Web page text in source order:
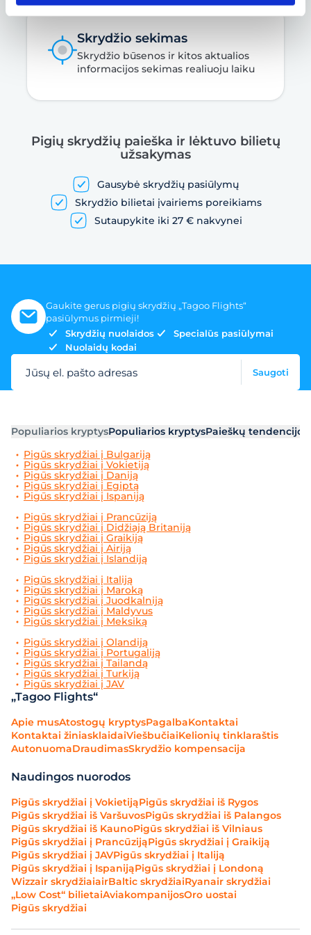
Skrydžio sekimas
Skrydžio būsenos ir kitos aktualios
informacijos sekimas realiuoju laiku
Pigių skrydžių paieška ir lėktuvo bilietų
užsakymas
Gausybė skrydžių pasiūlymų
Skrydžio bilietai įvairiems poreikiams
Sutaupykite iki 27 € nakvynei
Gaukite gerus pigių skrydžių „Tagoo Flights“
pasiūlymus pirmieji!
Skrydžių nuolaidos
Specialūs pasiūlymai
Nuolaidų kodai
Jūsų el. pašto adresas Saugoti
Populiarios kryptysPopuliarios kryptysPaieškų tendencijos
Pigūs skrydžiai į Bulgariją
Pigūs skrydžiai į Vokietiją
Pigūs skrydžiai į Daniją
Pigūs skrydžiai į Egiptą
Pigūs skrydžiai į Ispaniją
Pigūs skrydžiai į Prancūziją
Pigūs skrydžiai į Didžiają Britaniją
Pigūs skrydžiai į Graikiją
Pigūs skrydžiai į Airiją
Pigūs skrydžiai į Islandiją
Pigūs skrydžiai į Italiją
Pigūs skrydžiai į Maroką
Pigūs skrydžiai į Juodkalniją
Pigūs skrydžiai į Maldyvus
Pigūs skrydžiai į Meksiką
Pigūs skrydžiai į Olandiją
Pigūs skrydžiai į Portugaliją
Pigūs skrydžiai į Tailandą
Pigūs skrydžiai į Turkiją
Pigūs skrydžiai į JAV
„Tagoo Flights“
Apie musAtostogų kryptysPagalbaKontaktai
Kontaktai žiniasklaidaiViešbučiaiKelionių tinklaraštis
AutonuomaDraudimasSkrydžio kompensacija
Naudingos nuorodos
Pigūs skrydžiai į VokietijąPigūs skrydžiai iš Rygos
Pigūs skrydžiai iš VaršuvosPigūs skrydžiai iš Palangos
Pigūs skrydžiai iš KaunoPigūs skrydžiai iš Vilniaus
Pigūs skrydžiai į PrancūzijąPigūs skrydžiai į Graikiją
Pigūs skrydžiai į JAVPigūs skrydžiai į Italiją
Pigūs skrydžiai į IspanijąPigūs skrydžiai į Londoną
Wizzair skrydžiaiairBaltic skrydžiaiRyanair skrydžiai
„Low Cost“ bilietaiAviakompanijosOro uostai
Pigūs skrydžiai